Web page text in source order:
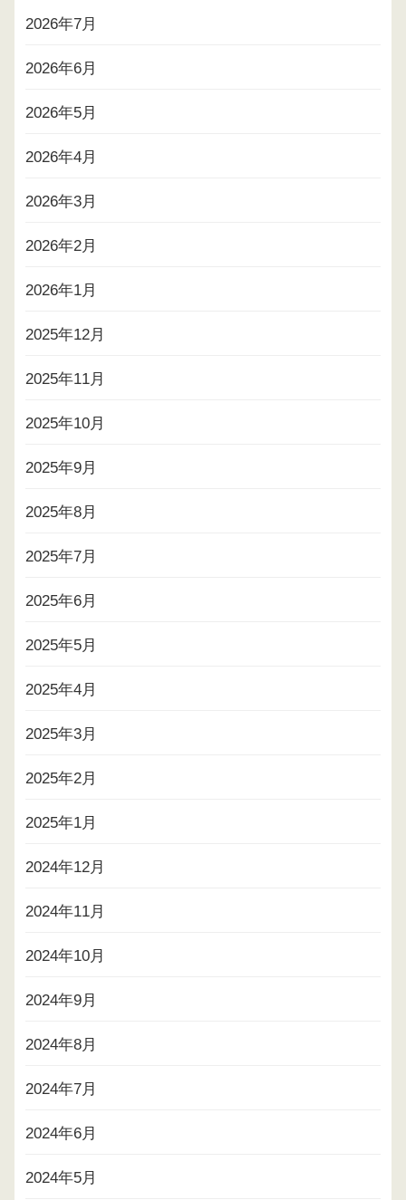
2026年7月
2026年6月
2026年5月
2026年4月
2026年3月
2026年2月
2026年1月
2025年12月
2025年11月
2025年10月
2025年9月
2025年8月
2025年7月
2025年6月
2025年5月
2025年4月
2025年3月
2025年2月
2025年1月
2024年12月
2024年11月
2024年10月
2024年9月
2024年8月
2024年7月
2024年6月
2024年5月